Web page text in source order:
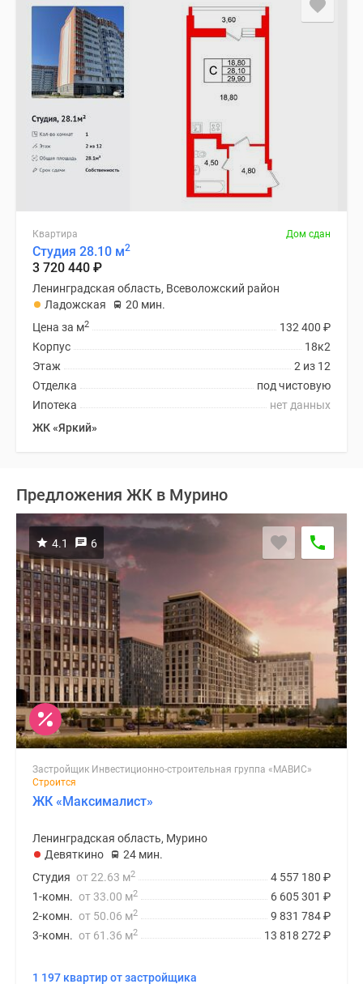
Квартира Дом сдан
Студия 28.10 м2
3 720 440 ₽
Ленинградская область, Всеволожский район
Ладожская
20 мин.
132 400 ₽
Цена за м2
18к2
Корпус
2 из 12
Этаж
под чистовую
Отделка
нет данных
Ипотека
ЖК «Яркий»
Предложения ЖК в Мурино
4.1 6
Застройщик Инвестиционно-строительная группа «МАВИС»
Строится
ЖК «Максималист»
Ленинградская область, Мурино
Девяткино
24 мин.
4 557 180 ₽
Студия от 22.63 м2
6 605 301 ₽
1-комн. от 33.00 м2
9 831 784₽
2-комн. от 50.06 м2
13 818 272 ₽
3-комн. от 61.36 м2
1 197 квартир от застройщика